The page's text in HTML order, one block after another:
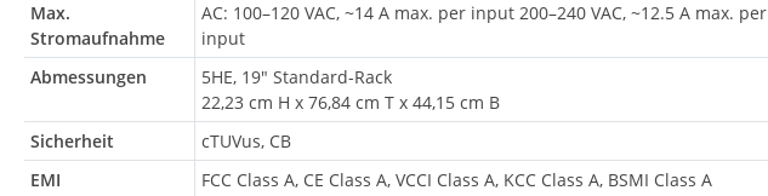
Max.
Stromaufnahme
AC: 100–120 VAC, ~14 A max. per input 200–240 VAC, ~12.5 A max. per
input
Abmessungen
5HE, 19" Standard-Rack
22,23 cm H x 76,84 cm T x 44,15 cm B
Sicherheit
cTUVus, CB
EMI
FCC Class A, CE Class A, VCCI Class A, KCC Class A, BSMI Class A